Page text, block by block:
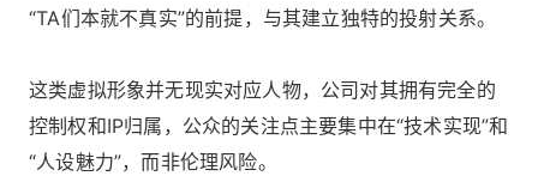
“TA们本就不真实”的前提，与其建立独特的投射关系。
这类虚拟形象并无现实对应人物，公司对其拥有完全的
控制权和IP归属，公众的关注点主要集中在“技术实现”和
“人设魅力”，而非伦理风险。